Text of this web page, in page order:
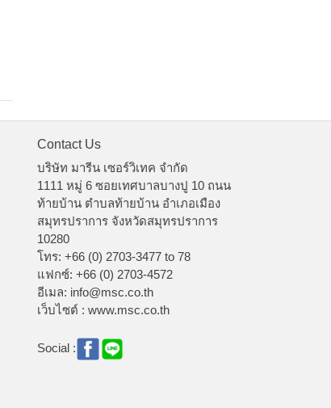
Contact Us
บริษัท มารีน เซอร์วิเทค จำกัด
1111 หมู่ 6 ซอยเทศบาลบางปู 10 ถนน
ท้ายบ้าน ตำบลท้ายบ้าน อำเภอเมือง
สมุทรปราการ จังหวัดสมุทรปราการ
10280
โทร: +66 (0) 2703-3477 to 78
แฟกซ์: +66 (0) 2703-4572
อีเมล: info@msc.co.th
เว็บไซต์ : www.msc.co.th
Social :